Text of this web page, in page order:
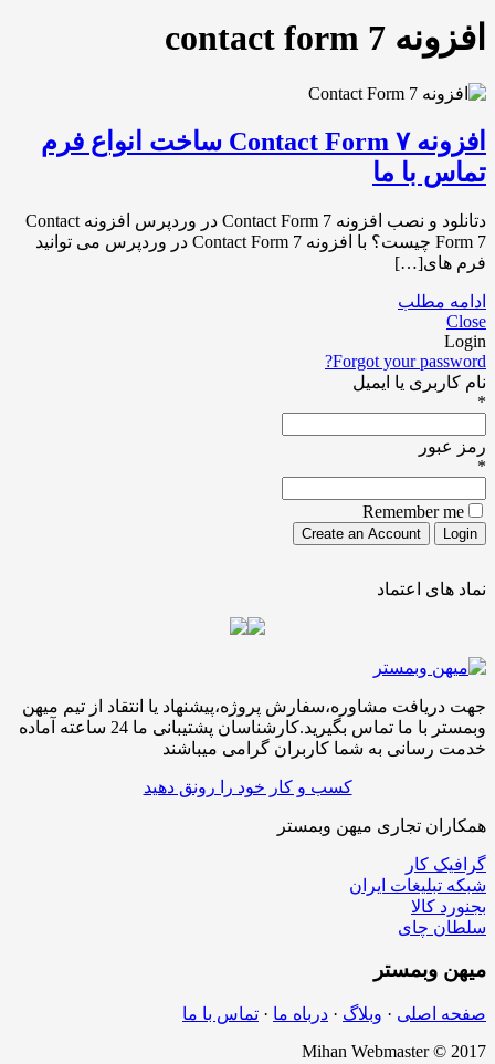
افزونه contact form 7
افزونه Contact Form ۷ ساخت انواع فرم
تماس با ما
دتانلود و نصب افزونه Contact Form 7 در وردپرس افزونه Contact
Form 7 چیست؟ با افزونه Contact Form 7 در وردپرس می توانید
فرم های[…]
ادامه مطلب
Close
Login
Forgot your password?
نام کاربری یا ایمیل
*
رمز عبور
*
Remember me
نماد های اعتماد
جهت دریافت مشاوره،سفارش پروژه،پیشنهاد یا انتقاد از تیم میهن
وبمستر با ما تماس بگیرید.کارشناسان پشتیبانی ما 24 ساعته آماده
خدمت رسانی به شما کاربران گرامی میباشند
کسب و کار خود را رونق دهید
همکاران تجاری میهن وبمستر
گرافیک کار
شبکه تبلیغات ایران
بجنورد کالا
سلطان چای
میهن وبمستر
صفحه اصلی · وبلاگ · درباه ما · تماس با ما
Mihan Webmaster © 2017